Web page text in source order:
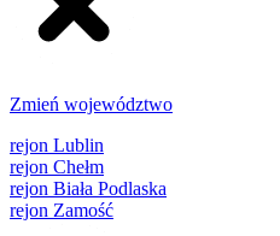
Zmień województwo
rejon Lublin
rejon Chełm
rejon Biała Podlaska
rejon Zamość